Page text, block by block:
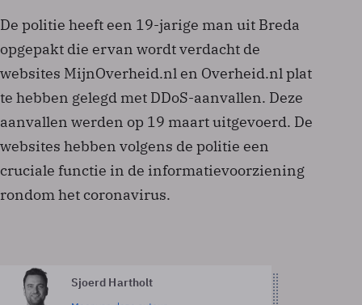
De politie heeft een 19-jarige man uit Breda
opgepakt die ervan wordt verdacht de
websites MijnOverheid.nl en Overheid.nl plat
te hebben gelegd met DDoS-aanvallen. Deze
aanvallen werden op 19 maart uitgevoerd. De
websites hebben volgens de politie een
cruciale functie in de informatievoorziening
rondom het coronavirus.
Sjoerd Hartholt